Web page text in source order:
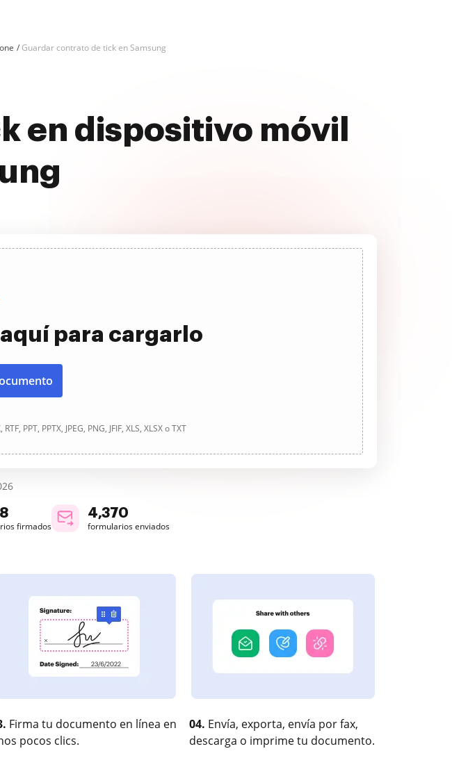
Guardar contrato de tick en Samsung
en dispositivo móvil
para cargarlo
PPT, PPTX, JPEG, PNG, JFIF, XLS, XLSX o TXT
firmados
4,370
formularios enviados
Firma tu documento en línea en
pocos clics.
04. Envía, exporta, envía por fax,
descarga o imprime tu documento.